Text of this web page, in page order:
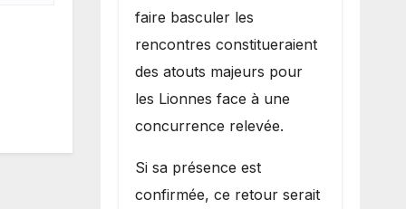
faire basculer les
rencontres constitueraient
des atouts majeurs pour
les Lionnes face à une
concurrence relevée.
Si sa présence est
confirmée, ce retour serait